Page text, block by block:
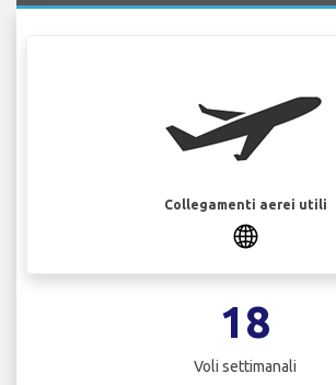
Collegamenti aerei utili
18
Voli settimanali